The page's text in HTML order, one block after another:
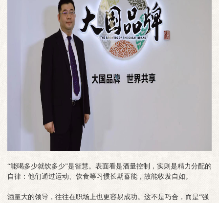
“能喝多少就饮多少”是智慧。表面看是酒量控制，实则是精力分配的
自律：他们通过运动、饮食等习惯长期蓄能，故能收发自如。
酒量大的领导，往往在职场上也更容易成功。这不是巧合，而是“强